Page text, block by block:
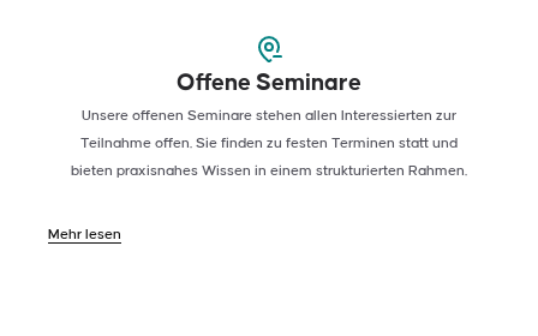
Offene Seminare
Unsere offenen Seminare stehen allen Interessierten zur
Teilnahme offen. Sie finden zu festen Terminen statt und
bieten praxisnahes Wissen in einem strukturierten Rahmen.
Mehr lesen